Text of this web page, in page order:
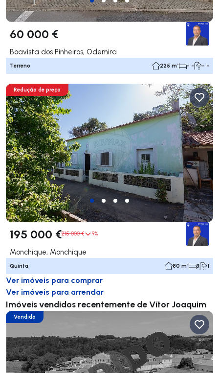
60 000 €
Boavista dos Pinheiros, Odemira
Terreno 225 m² - - - -
Redução de preço
195 000 €215 000 € 9%
Monchique, Monchique
Quinta 80 m² 3 1
Ver imóveis para comprar
Ver imóveis para arrendar
Imóveis vendidos recentemente de Vítor Joaquim
Vendido